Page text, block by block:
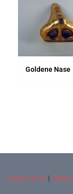
Goldene Nase
Impressum |